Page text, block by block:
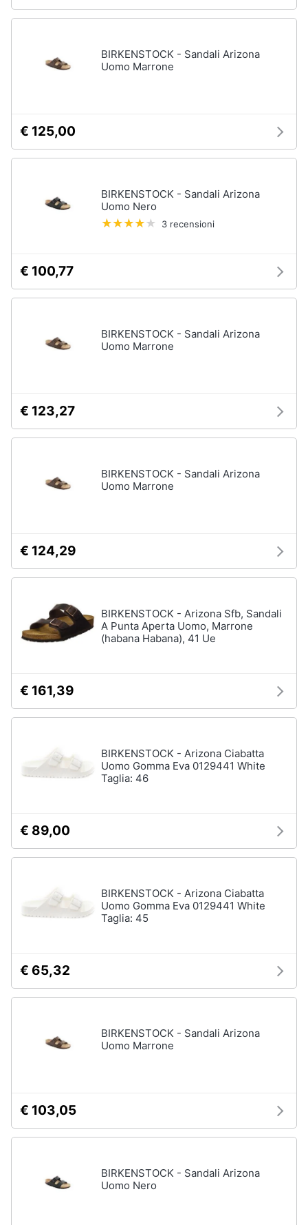
BIRKENSTOCK - Sandali Arizona
Uomo Marrone
€ 125,00
BIRKENSTOCK - Sandali Arizona
Uomo Nero
3 recensioni
€ 100,77
BIRKENSTOCK - Sandali Arizona
Uomo Marrone
€ 123,27
BIRKENSTOCK - Sandali Arizona
Uomo Marrone
€ 124,29
BIRKENSTOCK - Arizona Sfb, Sandali
A Punta Aperta Uomo, Marrone
(habana Habana), 41 Ue
€ 161,39
BIRKENSTOCK - Arizona Ciabatta
Uomo Gomma Eva 0129441 White
Taglia: 46
€ 89,00
BIRKENSTOCK - Arizona Ciabatta
Uomo Gomma Eva 0129441 White
Taglia: 45
€ 65,32
BIRKENSTOCK - Sandali Arizona
Uomo Marrone
€ 103,05
BIRKENSTOCK - Sandali Arizona
Uomo Nero